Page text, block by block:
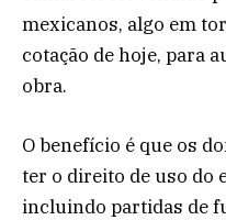
mexicanos, algo em
cotação de hoje, para
obra.
O benefício é que os
ter o direito de uso do
incluindo partidas de